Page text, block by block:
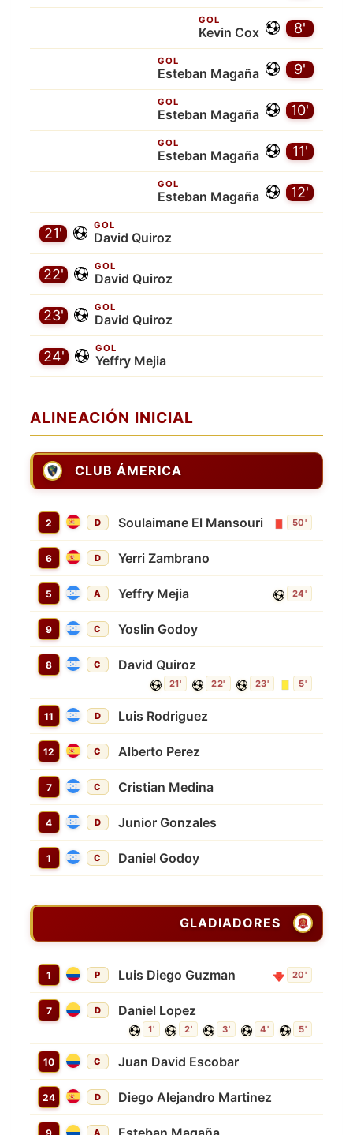
8'
GOL
Kevin Cox
9'
GOL
Esteban Magaña
10'
GOL
Esteban Magaña
11'
GOL
Esteban Magaña
12'
GOL
Esteban Magaña
GOL
David Quiroz
21'
GOL
David Quiroz
22'
GOL
David Quiroz
23'
GOL
Yeffry Mejia
24'
ALINEACIÓN INICIAL
CLUB ÁMERICA
2 D Soulaimane El Mansouri 50'
6 D Yerri Zambrano
5 A Yeffry Mejia 24'
9 C Yoslin Godoy
8 C David Quiroz
21' 22' 23' 5'
11 D Luis Rodriguez
12 C Alberto Perez
7 C Cristian Medina
4 D Junior Gonzales
1 C Daniel Godoy
GLADIADORES
1 P Luis Diego Guzman 20'
7 D Daniel Lopez
1' 2' 3' 4' 5'
10 C Juan David Escobar
24 D Diego Alejandro Martinez
9 A